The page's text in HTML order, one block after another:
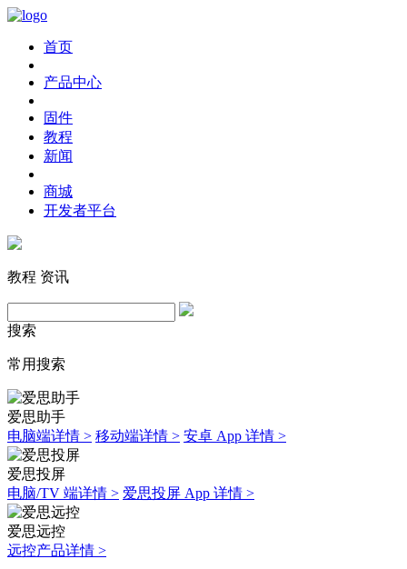
首页
产品中心
固件
教程
新闻
商城
开发者平台
教程 资讯
搜索
常用搜索
爱思助手
电脑端详情 > 移动端详情 > 安卓 App 详情 >
爱思投屏
电脑/TV 端详情 > 爱思投屏 App 详情 >
爱思远控
远控产品详情 >